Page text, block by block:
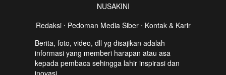
NUSAKINI
Redaksi⋅ Pedoman Media Siber⋅ Kontak & Karir
Berita, foto, video, dll yg disajikan adalah
informasi yang memberi harapan atau asa
kepada pembaca sehingga lahir inspirasi dan
inovasi.